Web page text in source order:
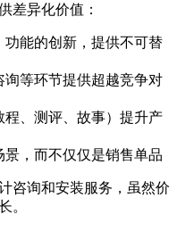
差异化价值：
功能的创新，提供不可替
询等环节提供超越竞争对
程、测评、故事）提升产
景，而不仅仅是销售单品
咨询和安装服务，虽然价
。